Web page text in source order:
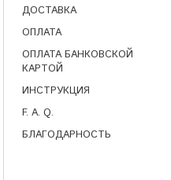
ДОСТАВКА
ОПЛАТА
ОПЛАТА БАНКОВСКОЙ
КАРТОЙ
ИНСТРУКЦИЯ
F. A. Q.
БЛАГОДАРНОСТЬ